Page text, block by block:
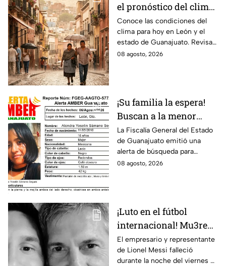
el pronóstico del clima
para León y el estado
de Guanajuato este
sábado
Conoce las condiciones del
clima para hoy en León y el
estado de Guanajuato. Revisa
el pronóstico de temperaturas,
08 agosto, 2026
¡Su familia la espera!
Buscan a la menor
Alondra Yoselin
Samano Segura
desaparecida en León
La Fiscalía General del Estado
de Guanajuato emitió una
alerta de búsqueda para
localizar a la menor Alondra
08 agosto, 2026
¡Luto en el fútbol
internacional! Mu3re
Jorge Messi padre de
Lionel; esto se sabe
El empresario y representante
de Lionel Messi falleció
durante la noche del viernes 7